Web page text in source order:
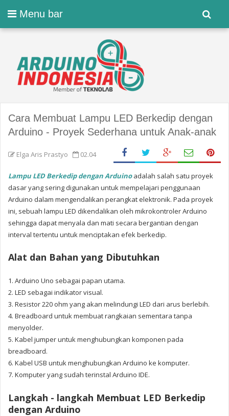
Menu bar
Cara Membuat Lampu LED Berkedip dengan
Arduino - Proyek Sederhana untuk Anak-anak
Elga Aris Prastyo 02.04
Lampu LED Berkedip dengan Arduinoadalah salah satu proyek
dasar yang sering digunakan untuk mempelajari penggunaan
Arduino dalam mengendalikan perangkat elektronik. Pada proyek
ini, sebuah lampu LED dikendalikan oleh mikrokontroler Arduino
sehingga dapat menyala dan mati secara bergantian dengan
interval tertentu untuk menciptakan efek berkedip.
Alat dan Bahan yang Dibutuhkan
1. Arduino Uno sebagai papan utama.
2. LED sebagai indikator visual.
3. Resistor 220 ohm yang akan melindungi LED dari arus berlebih.
4. Breadboard untuk membuat rangkaian sementara tanpa
menyolder.
5. Kabel jumper untuk menghubungkan komponen pada
breadboard.
6. Kabel USB untuk menghubungkan Arduino ke komputer.
7. Komputer yang sudah terinstal Arduino IDE.
Langkah - langkah Membuat LED Berkedip
dengan Arduino